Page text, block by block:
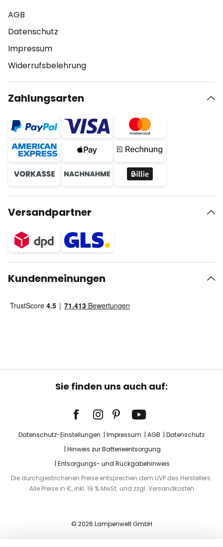
AGB
Datenschutz
Impressum
Widerrufsbelehrung
Zahlungsarten
Versandpartner
Kundenmeinungen
Sie finden uns auch auf:
Datenschutz-Einstellungen Impressum AGB
Datenschutz
Hinweis zur Batterieentsorgung
Entsorgungs- und Rückgabehinweis
Die durchgestrichenen Preise entsprechen dem UVP des Herstellers.
Alle Preise in €, inkl. 19 % MwSt. und zzgl. Versandkosten
© 2026 Lampenwelt GmbH